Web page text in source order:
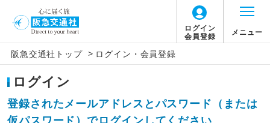
ログイン
会員登録
メニュー
阪急交通社トップ > ログイン・会員登録
ログイン
登録されたメールアドレスとパスワード（または
仮パスワード）でログインしてください